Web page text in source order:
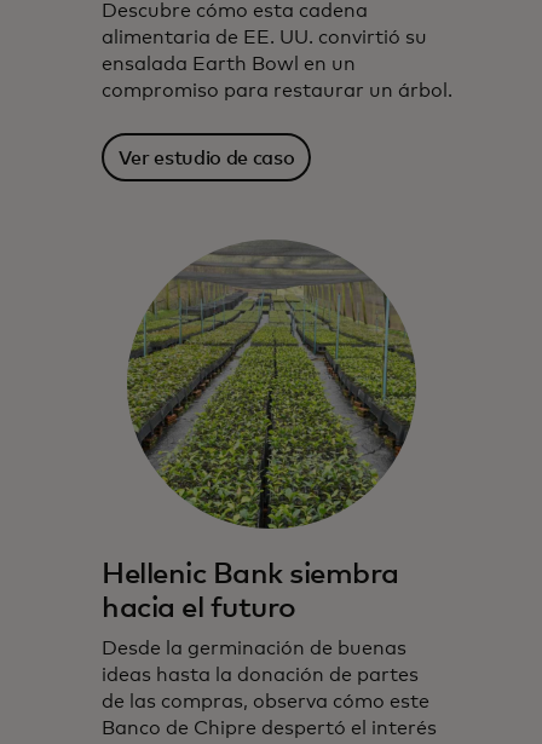
Descubre cómo esta cadena
alimentaria de EE. UU. convirtió su
ensalada Earth Bowl en un
compromiso para restaurar un árbol.
Ver estudio de caso
Hellenic Bank siembra
hacia el futuro
Desde la germinación de buenas
ideas hasta la donación de partes
de las compras, observa cómo este
Banco de Chipre despertó el interés